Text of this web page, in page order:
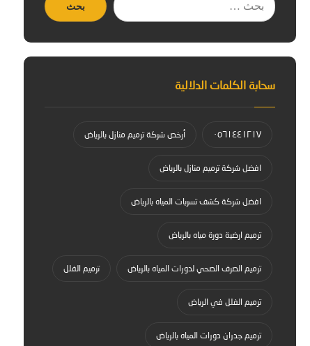
بحث
سحابة الكلمات الدلالية
٠٥٦١٤٤١٢١٧ أرخص شركة ترميم منازل بالرياض
افضل شركة ترميم منازل بالرياض
افضل شركة كشف تسربات المياه بالرياض
ترميم ارضية دورة مياه بالرياض
ترميم الصرف الصحي لدورات المياه بالرياض ترميم الفلل
ترميم الفلل في الرياض
ترميم جدران دورات المياه بالرياض